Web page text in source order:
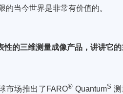
的当今世界是非常有价值的。
性的三维测量成像产品，讲讲它
市场推出了FARO® QuantumS